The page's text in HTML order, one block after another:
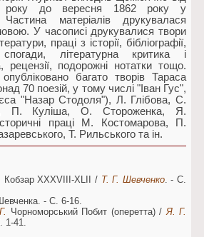
року до вересня 1862 року у
Частина матеріалів друкувалася
У часописі друкувалися твори
праці з історії, бібліографії,
літературна критика і
рецензії, подорожні нотатки тощо.
багато творів Тараса
70 поезій, у тому числі "Іван Гус",
"Назар Стодоля"), Л. Глібова, С.
П. Куліша, О. Стороженка, Я.
праці М. Костомарова, П.
Т. Рильського та ін.
Кобзар XXXVIII-XLII / Т. Г. Шевченко. - С.
- С. 6-16.
Чорноморський Побит (оперетта) / Я. Г.
1-41.